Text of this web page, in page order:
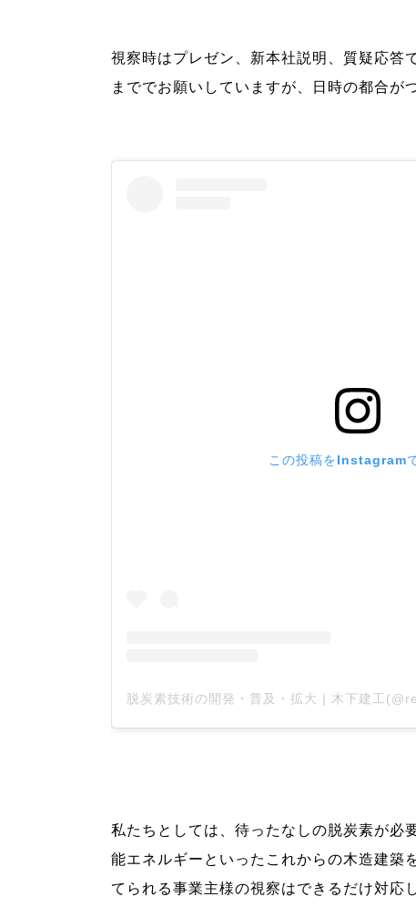
視察時はプレゼン、新本社説明、質疑応答
まででお願いしていますが、日時の都合が
この投稿をInstagram
私たちとしては、待ったなしの脱炭素が必
能エネルギーといったこれからの木造建築
てられる事業主様の視察はできるだけ対応